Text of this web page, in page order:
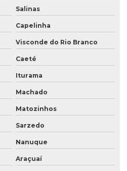
Salinas
Capelinha
Visconde do Rio Branco
Caeté
Iturama
Machado
Matozinhos
Sarzedo
Nanuque
Araçuaí